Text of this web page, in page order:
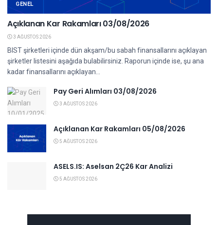
GENEL
Açıklanan Kar Rakamları 03/08/2026
3 AĞUSTOS 2026
BIST şirketleri içinde dün akşam/bu sabah finansallarını açıklayan
şirketler listesini aşağıda bulabilirsiniz. Raporun içinde ise, şu ana
kadar finansallarını açıklayan...
Pay Geri Alımları 03/08/2026
3 AĞUSTOS 2026
Açıklanan Kar Rakamları 05/08/2026
5 AĞUSTOS 2026
ASELS.IS: Aselsan 2Ç26 Kar Analizi
5 AĞUSTOS 2026